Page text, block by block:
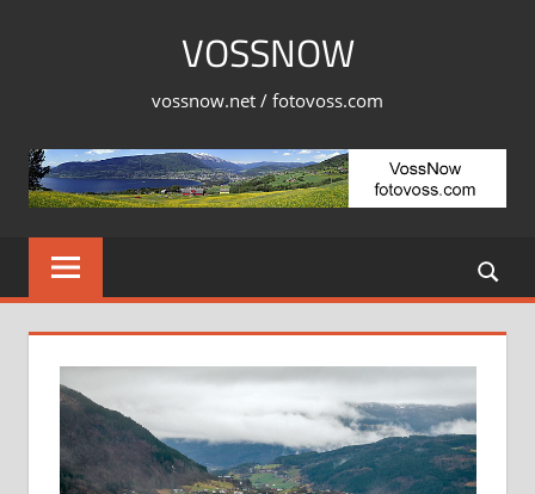
VOSSNOW
vossnow.net / fotovoss.com